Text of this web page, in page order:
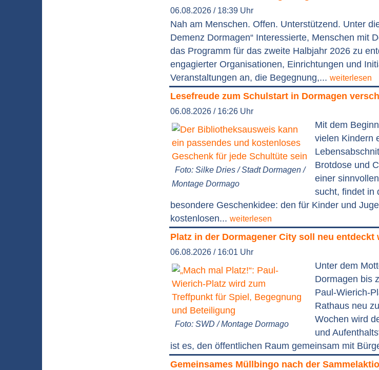
06.08.2026 / 18:39 Uhr
Nah am Menschen. Offen. Unterstützend. Unter
Demenz Dormagen“ Interessierte, Menschen mit
das Programm für das zweite Halbjahr 2026 zu
engagierter Organisationen, Einrichtungen und
Veranstaltungen an, die Begegnung,... weiterlesen
Lesefreude zum Schulstart in Dormagen
06.08.2026 / 16:26 Uhr
Foto: Silke Dries / Stadt Dormagen /
Montage Dormago
Mit dem
vielen Kindern
Brotdose und
einer
sucht, findet in
besondere Geschenkidee: den für Kinder und
kostenlosen... weiterlesen
Platz in der Dormagener City soll neu entdeckt
06.08.2026 / 16:01 Uhr
Foto: SWD / Montage Dormago
Unter dem
Dormagen bis
Paul-Wierich-
Rathaus neu
Wochen wird
und
ist es, den öffentlichen Raum gemeinsam mit
Gemeinsames Müllbingo nach der